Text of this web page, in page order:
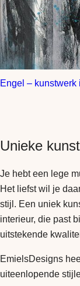
Engel –
Unieke
Je hebt een lege
Het liefst wil je
stijl. Een uniek
interieur, die past
uitstekende
EmielsDesigns
uiteenlopende